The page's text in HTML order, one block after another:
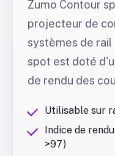
Zumo Contour
projecteur de
systèmes de rail
spot est doté
de rendu des
Utilisable sur
Indice de
>97)